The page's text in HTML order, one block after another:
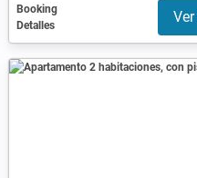
Booking
Detalles